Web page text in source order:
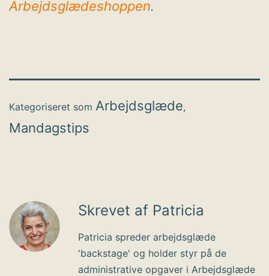
Arbejdsglædeshoppen.
Kategoriseret som Arbejdsglæde,
Mandagstips
Skrevet af Patricia
Patricia spreder arbejdsglæde
'backstage' og holder styr på de
administrative opgaver i Arbejdsglæde